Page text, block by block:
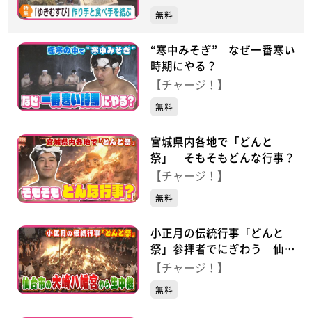
無料
“寒中みそぎ” なぜ一番寒い
時期にやる？
【チャージ！】
無料
宮城県内各地で「どんと
祭」 そもそもどんな行事？
【チャージ！】
無料
小正月の伝統行事「どんと
祭」参拝者でにぎわう 仙台
市の大崎八幡宮から生中継
【チャージ！】
無料